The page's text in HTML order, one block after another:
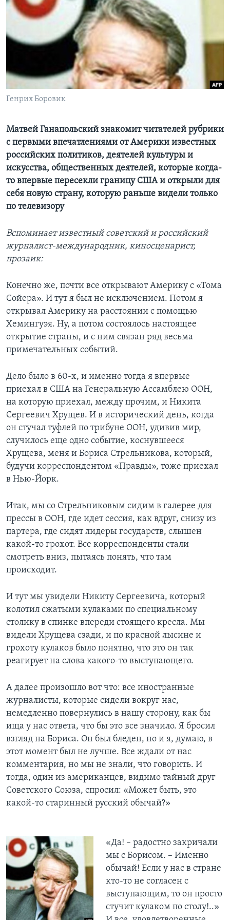
Learning English
СОЦИАЛЬНЫЕ СЕТИ
Языки
Генрих Боровик
Матвей Ганапольский знакомит читателей рубрики
с первыми впечатлениями от Америки известных
российских политиков, деятелей культуры и
искусства, общественных деятелей, которые когда-
то впервые пересекли границу США и открыли для
себя новую страну, которую раньше видели только
по телевизору
Вспоминает известный советский и российский
журналист-международник, киносценарист,
прозаик:
Конечно же, почти все открывают Америку с «Тома
Сойера». И тут я был не исключением. Потом я
открывал Америку на расстоянии с помощью
Хемингуэя. Ну, а потом состоялось настоящее
открытие страны, и с ним связан ряд весьма
примечательных событий.
Дело было в 60-х, и именно тогда я впервые
приехал в США на Генеральную Ассамблею ООН,
на которую приехал, между прочим, и Никита
Сергеевич Хрущев. И в исторический день, когда
он стучал туфлей по трибуне ООН, удивив мир,
случилось еще одно событие, коснувшееся
Хрущева, меня и Бориса Стрельникова, который,
будучи корреспондентом «Правды», тоже приехал
в Нью-Йорк.
Итак, мы со Стрельниковым сидим в галерее для
прессы в ООН, где идет сессия, как вдруг, снизу из
партера, где сидят лидеры государств, слышен
какой-то грохот. Все корреспонденты стали
смотреть вниз, пытаясь понять, что там
происходит.
И тут мы увидели Никиту Сергеевича, который
колотил сжатыми кулаками по специальному
столику в спинке впереди стоящего кресла. Мы
видели Хрущева сзади, и по красной лысине и
грохоту кулаков было понятно, что это он так
реагирует на слова какого-то выступающего.
А далее произошло вот что: все иностранные
журналисты, которые сидели вокруг нас,
немедленно повернулись в нашу сторону, как бы
ища у нас ответа, что бы это все значило. Я бросил
взгляд на Бориса. Он был бледен, но и я, думаю, в
этот момент был не лучше. Все ждали от нас
комментария, но мы не знали, что говорить. И
тогда, один из американцев, видимо тайный друг
Советского Союза, спросил: «Может быть, это
какой-то старинный русский обычай?»
«Да! – радостно закричали
мы с Борисом. – Именно
обычай! Если у нас в стране
кто-то не согласен с
выступающим, то он просто
стучит кулаком по столу!..»